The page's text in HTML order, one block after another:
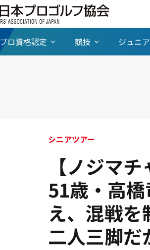
プロ資格認定 競技 ジュニア
シニアツアー
【ノジマ
51歳・高
え、混戦
二人三脚だ